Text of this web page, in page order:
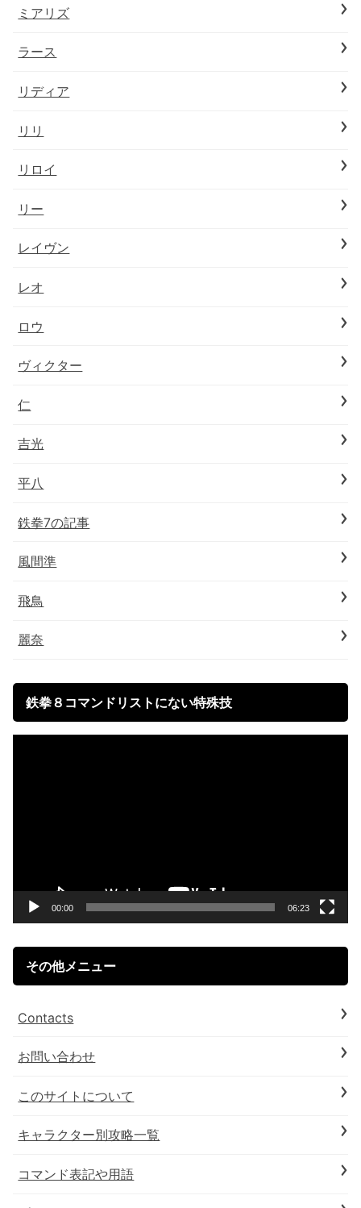
ミアリズ
ラース
リディア
リリ
リロイ
リー
レイヴン
レオ
ロウ
ヴィクター
仁
吉光
平八
鉄拳7の記事
風間準
飛鳥
麗奈
鉄拳８コマンドリストにない特殊技
00:00 06:23
その他メニュー
Contacts
お問い合わせ
このサイトについて
キャラクター別攻略一覧
コマンド表記や用語